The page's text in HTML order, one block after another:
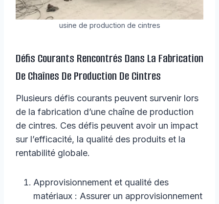
usine de production de cintres
Défis Courants Rencontrés Dans La Fabrication
De Chaînes De Production De Cintres
Plusieurs défis courants peuvent survenir lors
de la fabrication d’une chaîne de production
de cintres. Ces défis peuvent avoir un impact
sur l’efficacité, la qualité des produits et la
rentabilité globale.
Approvisionnement et qualité des
matériaux : Assurer un approvisionnement